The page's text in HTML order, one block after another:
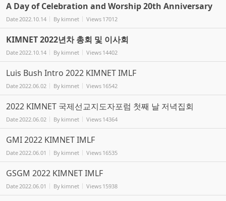
A Day of Celebration and Worship 20th Anniversary
Date2022.10.14 By kimnet Views 17012
KIMNET 2022년차 총회 및 이사회
Date2022.10.14 By kimnet Views 14402
Luis Bush Intro 2022 KIMNET IMLF
Date2022.06.02 By kimnet Views 16542
2022 KIMNET 국제선교지도자포럼 첫째 날 저녁집회
Date2022.06.02 By kimnet Views 14364
GMI 2022 KIMNET IMLF
Date2022.06.01 By kimnet Views 16535
GSGM 2022 KIMNET IMLF
Date2022.06.01 By kimnet Views 15938